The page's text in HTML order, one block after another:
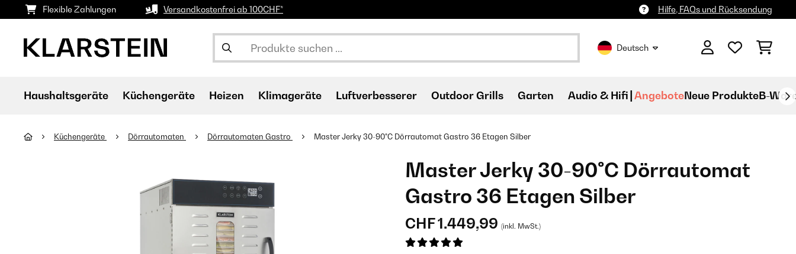
Flexible Zahlungen Versandkostenfrei ab 100CHF* Hilfe, FAQs und Rücksendung
Deutsch
Haushaltsgeräte Küchengeräte Heizen Klimageräte Luftverbesserer Outdoor Grills Garten Audio & Hifi AngeboteNeue ProdukteB-
Küchengeräte Dörrautomaten Dörrautomaten Gastro Master Jerky 30-90°C Dörrautomat Gastro 36 Etagen Silber
Master Jerky 30-90°C Dörrautomat
Gastro 36 Etagen Silber
CHF 1.449,99 (inkl. MwSt.)